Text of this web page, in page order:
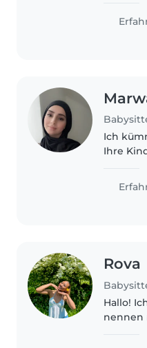
Spaß hat. 😄
32
Ich
Ihre
meine
Rova
Hallo!
nennen